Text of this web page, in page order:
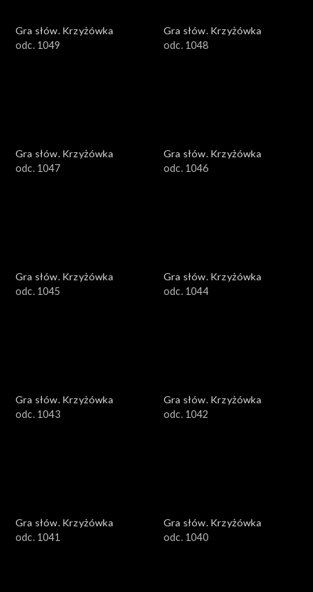
Gra słów. Krzyżówka
odc. 1049
Gra słów. Krzyżówka
odc. 1048
Gra słów. Krzyżówka
odc. 1047
Gra słów. Krzyżówka
odc. 1046
Gra słów. Krzyżówka
odc. 1045
Gra słów. Krzyżówka
odc. 1044
Gra słów. Krzyżówka
odc. 1043
Gra słów. Krzyżówka
odc. 1042
Gra słów. Krzyżówka
odc. 1041
Gra słów. Krzyżówka
odc. 1040